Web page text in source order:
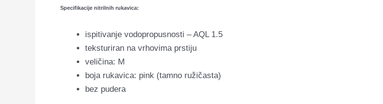
Specifikacije nitrilnih rukavica:
ispitivanje vodopropusnosti – AQL 1.5
teksturiran na vrhovima prstiju
veličina: M
boja rukavica: pink (tamno ružičasta)
bez pudera